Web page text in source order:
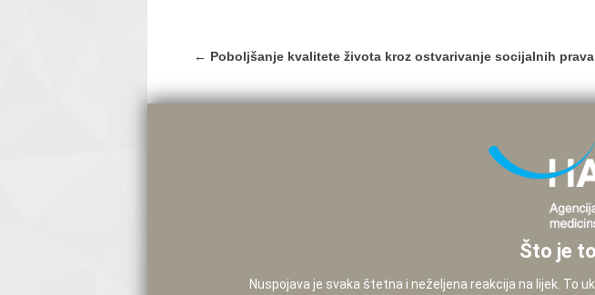
Post
← Poboljšanje kvalitete života kroz ostvarivanje socijalnih prava
Što je
Nuspojava je svaka štetna i neželjena reakcija na lijek. To